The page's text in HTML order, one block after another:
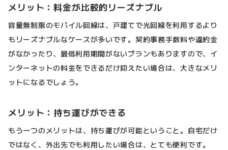
メリット：料金が比較的リーズナブル
容量無制限のモバイル回線は、戸建てで光回線を利用するより
もリーズナブルなケースが多いです。契約事務手数料や違約金
がなかったり、最低利用期間がないプランもありますので、イ
ンターネットの料金をできるだけ抑えたい場合は、大きなメリ
ットになるでしょう。
メリット：持ち運びができる
もう一つのメリットは、持ち運びが可能ということ。自宅だけ
ではなく、外出先でも利用したい場合は、とても便利です。